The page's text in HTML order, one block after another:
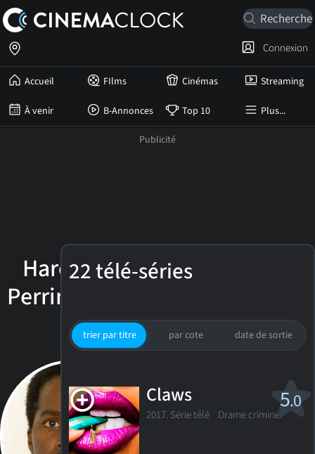
Accueil FIlms Cinémas Streaming
À venir B-Annonces Top 10 Plus...
Connexion
Harold
Perrineau
22 télé-séries
trier par titre par cote date de sortie
5.0
Claws
2017. Série télé Drame criminel